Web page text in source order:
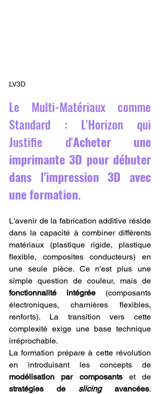
LV3D
Le Multi-Matériaux comme
Standard : L'Horizon qui
Justifie d'Acheter une
imprimante 3D pour débuter
dans l'impression 3D avec
une formation.
L'avenir de la fabrication additive réside
dans la capacité à combiner différents
matériaux (plastique rigide, plastique
flexible, composites conducteurs) en
une seule pièce. Ce n'est plus une
fonctionnalité intégrée (composants
électroniques, charnières flexibles,
renforts). La transition vers cette
complexité exige une base technique
irréprochable.
La formation prépare à cette révolution
modélisation par composants
stratégies de slicing avancées.